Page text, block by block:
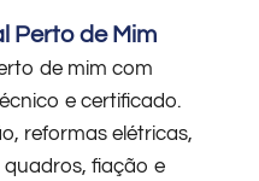
Perto de Mim
de mim com
e certificado.
reformas elétricas,
fiação e